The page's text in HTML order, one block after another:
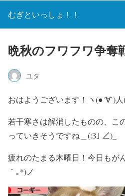
むぎといっしょ！！
晩秋のフワフワ争奪
ユタ
おはようございます！ヽ(●´∀`)人
若干寒さは解消したものの、こ
っていきそうですね＿(:З｣ ∠)_
疲れのたまる木曜日！今日もが
｀｡*)ノ